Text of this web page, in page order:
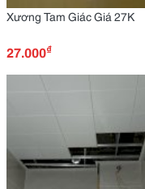
Xương Tam Giác Giá 27K
27.000₫